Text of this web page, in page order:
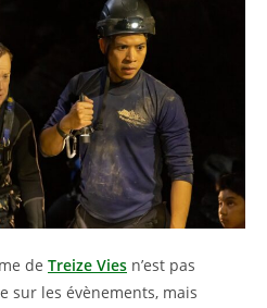
de Treize Vies n’est pas
sur les évènements, mais